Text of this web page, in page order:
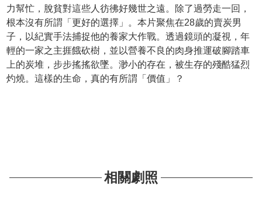
力幫忙，脫貧對這些人彷彿好幾世之遠。除了過勞走一回，
根本沒有所謂「更好的選擇」。本片聚焦在28歲的賣炭男
子，以紀實手法捕捉他的養家大作戰。透過鏡頭的凝視，年
輕的一家之主捱餓砍樹，並以營養不良的肉身推運破腳踏車
上的炭堆，步步搖搖欲墜。渺小的存在，被生存的殘酷猛烈
灼燒。這樣的生命，真的有所謂「價值」？
相關劇照